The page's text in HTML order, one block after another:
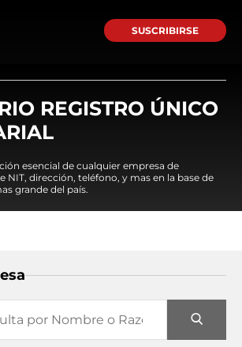
SUSCRIBIRSE
REGISTRO ÚNICO
esencial de cualquier empresa de
NIT, dirección, teléfono, y mas en la base de
grande del país.